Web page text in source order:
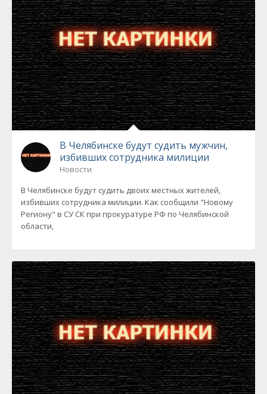
В Челябинске будут судить мужчин,
избивших сотрудника милиции
Новости
В Челябинске будут судить двоих местных жителей,
избивших сотрудника милиции. Как сообщили "Новому
Региону" в СУ СК при прокуратуре РФ по Челябинской
области,